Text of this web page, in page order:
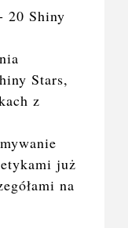
20 Shiny
Stars,
z
już
na